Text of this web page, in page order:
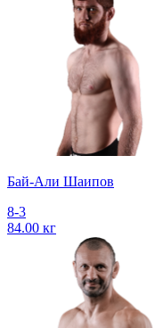
Бай-Али Шаипов
8-3
84.00 кг